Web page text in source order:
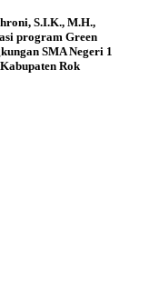
S.I.K., M.H.,
program Green
SMA Negeri 1
Rok